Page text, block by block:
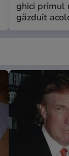
ghici primul
găzduit